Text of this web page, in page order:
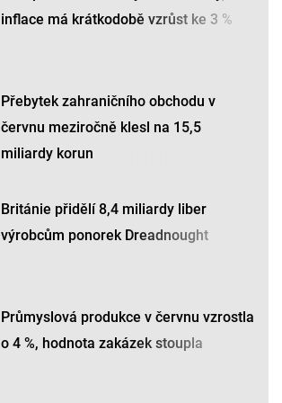
inflace má krátkodobě vzrůst ke 3 %
Přebytek zahraničního obchodu v
červnu meziročně klesl na 15,5
miliardy korun
Británie přidělí 8,4 miliardy liber
výrobcům ponorek Dreadnought
Průmyslová produkce v červnu vzrostla
o 4 %, hodnota zakázek stoupla